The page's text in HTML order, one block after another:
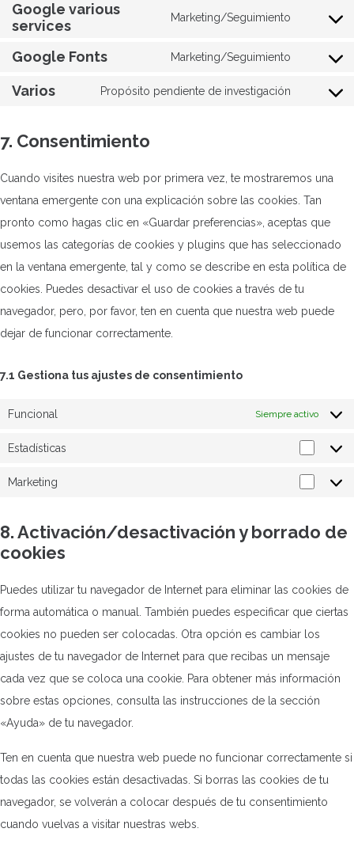
service
Google various
services
Marketing/Seguimiento
Consent
google-
Google Fonts
Marketing/Seguimiento
Consent
Varios
Propósito pendiente de investigación
Consent
7. Consentimiento
Cuando visites nuestra web por primera vez, te mostraremos una
ventana emergente con una explicación sobre las cookies. Tan
pronto como hagas clic en «Guardar preferencias», aceptas que
usemos las categorías de cookies y plugins que has seleccionado
en la ventana emergente, tal y como se describe en esta política de
cookies. Puedes desactivar el uso de cookies a través de tu
navegador, pero, por favor, ten en cuenta que nuestra web puede
dejar de funcionar correctamente.
7.1 Gestiona tus ajustes de consentimiento
Funcional Siempre activo
Estadísticas
Marketing
8. Activación/desactivación y borrado de
cookies
Puedes utilizar tu navegador de Internet para eliminar las cookies de
forma automática o manual. También puedes especificar que ciertas
cookies no pueden ser colocadas. Otra opción es cambiar los
ajustes de tu navegador de Internet para que recibas un mensaje
cada vez que se coloca una cookie. Para obtener más información
sobre estas opciones, consulta las instrucciones de la sección
«Ayuda» de tu navegador.
Ten en cuenta que nuestra web puede no funcionar correctamente si
todas las cookies están desactivadas. Si borras las cookies de tu
navegador, se volverán a colocar después de tu consentimiento
cuando vuelvas a visitar nuestras webs.